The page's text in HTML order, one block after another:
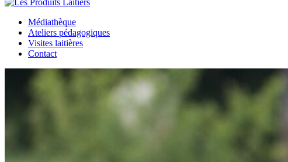
Médiathèque
Ateliers pédagogiques
Visites laitières
Contact